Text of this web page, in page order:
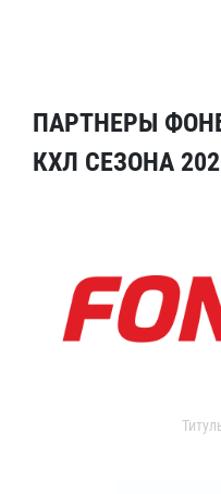
ПАРТНЕРЫ
КХЛ СЕЗОНА